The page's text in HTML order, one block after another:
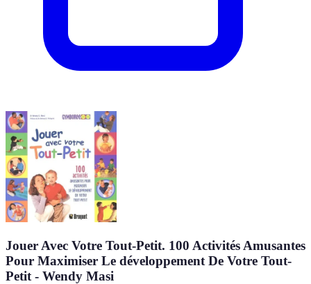
Jouer Avec Votre Tout-Petit. 100 Activités Amusantes
Pour Maximiser Le développement De Votre Tout-
Petit - Wendy Masi